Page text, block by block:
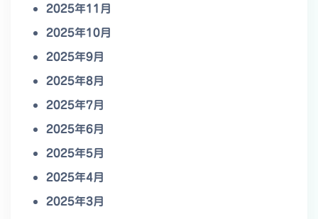
2025年11月
2025年10月
2025年9月
2025年8月
2025年7月
2025年6月
2025年5月
2025年4月
2025年3月